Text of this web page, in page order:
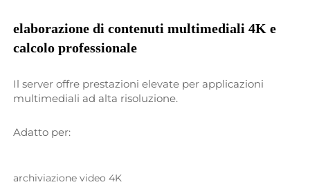
elaborazione di contenuti multimediali 4K e
calcolo professionale
Il server offre prestazioni elevate per applicazioni
multimediali ad alta risoluzione.
Adatto per:
archiviazione video 4K